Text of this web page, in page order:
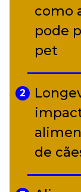
alter
Curitiba
como
pode
pet
2
de